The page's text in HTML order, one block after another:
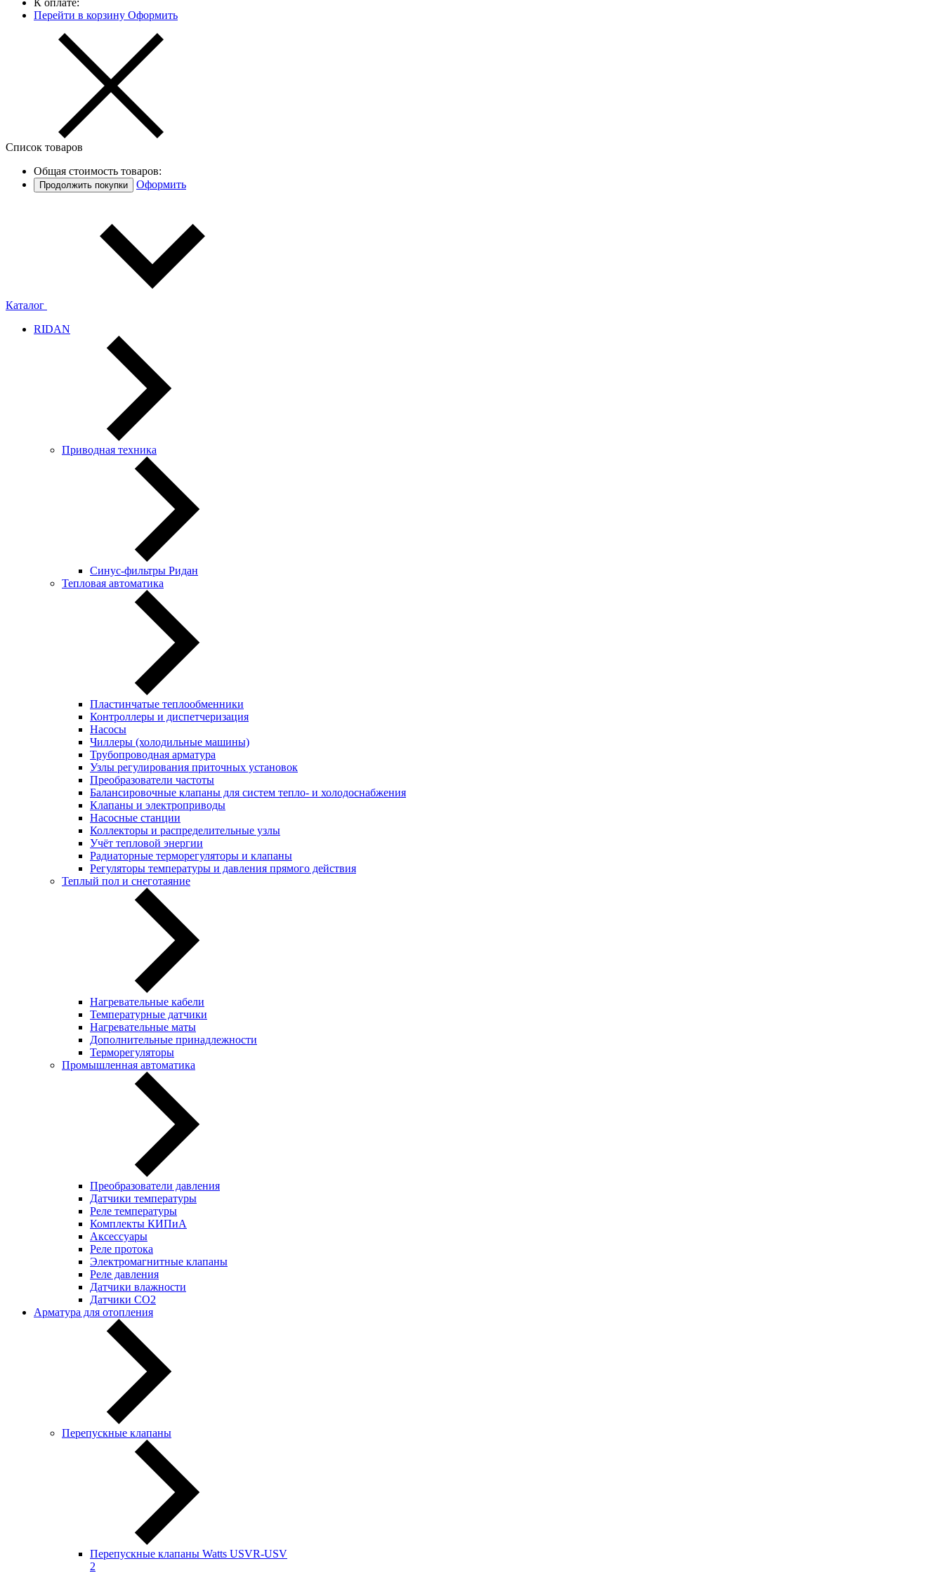
К оплате:
Перейти в корзину Оформить
Список товаров
Общая стоимость товаров:
Продолжить покупки Оформить
Каталог
RIDAN
Приводная техника
Синус-фильтры Ридан
Тепловая автоматика
Пластинчатые теплообменники
Контроллеры и диспетчеризация
Насосы
Чиллеры (холодильные машины)
Трубопроводная арматура
Узлы регулирования приточных установок
Преобразователи частоты
Балансировочные клапаны для систем тепло- и холодоснабжения
Клапаны и электроприводы
Насосные станции
Коллекторы и распределительные узлы
Учёт тепловой энергии
Радиаторные терморегуляторы и клапаны
Регуляторы температуры и давления прямого действия
Теплый пол и снеготаяние
Нагревательные кабели
Температурные датчики
Нагревательные маты
Дополнительные принадлежности
Терморегуляторы
Промышленная автоматика
Преобразователи давления
Датчики температуры
Реле температуры
Комплекты КИПиА
Аксессуары
Реле протока
Электромагнитные клапаны
Реле давления
Датчики влажности
Датчики CO2
Арматура для отопления
Перепускные клапаны
Перепускные клапаны Watts USVR-USV
2